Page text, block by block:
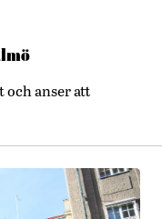
och anser att